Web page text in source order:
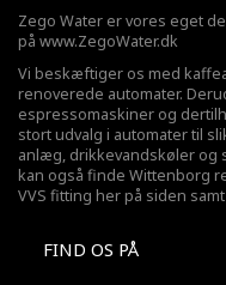
Zego Water er vores eget
på www.ZegoWater.dk
Vi beskæftiger os med
renoverede automater.
espressomaskiner og
stort udvalg i automater til
anlæg, drikkevandskøler og
kan også finde Wittenborg
VVS fitting her på siden
FIND OS PÅ